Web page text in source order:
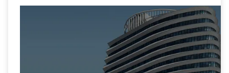
Percevez des revenus locatifs réguliers sans les
contraintes de la gestion immobilière directe.